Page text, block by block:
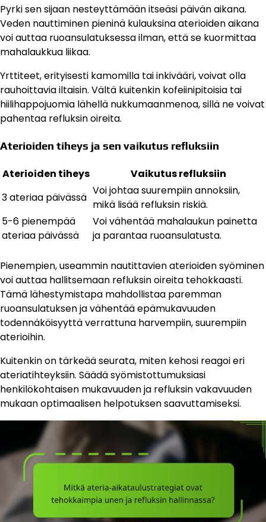
Pyrki sen sijaan nesteyttämään itseäsi päivän aikana.
Veden nauttiminen pieninä kulauksina aterioiden aikana
voi auttaa ruoansulatuksessa ilman, että se kuormittaa
mahalaukkua liikaa.
Yrttiteet, erityisesti kamomilla tai inkivääri, voivat olla
rauhoittavia iltaisin. Vältä kuitenkin kofeiinipitoisia tai
hiilihappojuomia lähellä nukkumaanmenoa, sillä ne voivat
pahentaa refluksin oireita.
Aterioiden tiheys ja sen vaikutus refluksiin
Aterioiden tiheys
Vaikutus refluksiin
3 ateriaa päivässä
Voi johtaa suurempiin annoksiin,
mikä lisää refluksin riskiä.
5-6 pienempää
ateriaa päivässä
Voi vähentää mahalaukun painetta
ja parantaa ruoansulatusta.
Pienempien, useammin nautittavien aterioiden syöminen
voi auttaa hallitsemaan refluksin oireita tehokkaasti.
Tämä lähestymistapa mahdollistaa paremman
ruoansulatuksen ja vähentää epämukavuuden
todennäköisyyttä verrattuna harvempiin, suurempiin
aterioihin.
Kuitenkin on tärkeää seurata, miten kehosi reagoi eri
ateriatihteyksiin. Säädä syömistottumuksiasi
henkilökohtaisen mukavuuden ja refluksin vakavuuden
mukaan optimaalisen helpotuksen saavuttamiseksi.